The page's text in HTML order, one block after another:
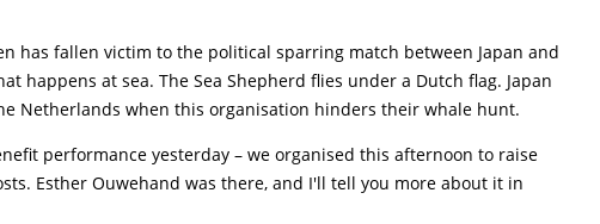
has fallen victim to the political sparring match between Japan and
happens at sea. The Sea Shepherd flies under a Dutch flag. Japan
Netherlands when this organisation hinders their whale hunt.
performance yesterday – we organised this afternoon to raise
Esther Ouwehand was there, and I'll tell you more about it in